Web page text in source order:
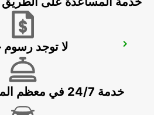
لا توجد رسوم
خدمة 24/7 في معظم المطارات الرئيسية